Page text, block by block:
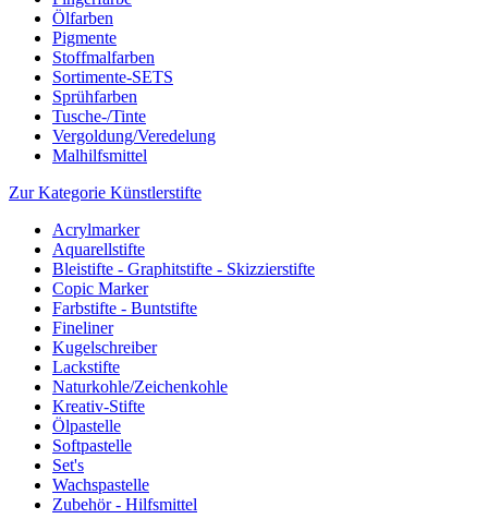
Ölfarben
Pigmente
Stoffmalfarben
Sortimente-SETS
Sprühfarben
Tusche-/Tinte
Vergoldung/Veredelung
Malhilfsmittel
Zur Kategorie Künstlerstifte
Acrylmarker
Aquarellstifte
Bleistifte - Graphitstifte - Skizzierstifte
Copic Marker
Farbstifte - Buntstifte
Fineliner
Kugelschreiber
Lackstifte
Naturkohle/Zeichenkohle
Kreativ-Stifte
Ölpastelle
Softpastelle
Set's
Wachspastelle
Zubehör - Hilfsmittel